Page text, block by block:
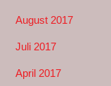
August 2017
Juli 2017
April 2017